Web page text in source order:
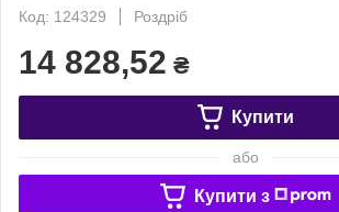
Код: 124329
Роздріб
14 828,52 ₴
Купити
або
Купити з